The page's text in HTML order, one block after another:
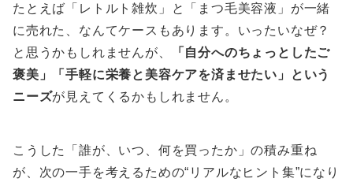
たとえば「レトルト雑炊」と「まつ毛美容液」が一緒
に売れた、なんてケースもあります。いったいなぜ？
と思うかもしれませんが、
「自分へのちょっとしたご
褒美」「手軽に栄養と美容ケアを済ませたい」という
ニーズが見えてくるかもしれません。
こうした「誰が、いつ、何を買ったか」の積み重ね
が、次の一手を考えるための“リアルなヒント集”になり